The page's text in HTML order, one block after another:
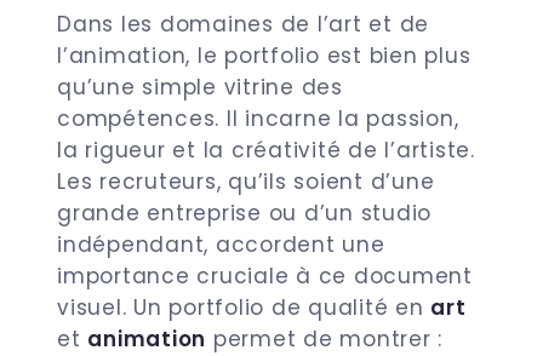
Dans les domaines de l’art et de
l’animation, le portfolio est bien plus
qu’une simple vitrine des
compétences. Il incarne la passion,
la rigueur et la créativité de l’artiste.
Les recruteurs, qu’ils soient d’une
grande entreprise ou d’un studio
indépendant, accordent une
importance cruciale à ce document
visuel. Un portfolio de qualité en art
et animation permet de montrer :